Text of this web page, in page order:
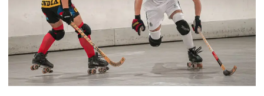
FECHA